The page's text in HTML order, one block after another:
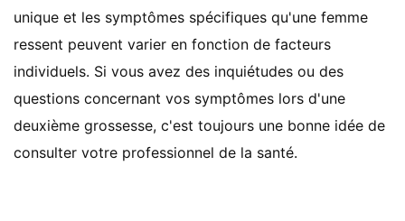
unique et les symptômes spécifiques qu'une femme
ressent peuvent varier en fonction de facteurs
individuels. Si vous avez des inquiétudes ou des
questions concernant vos symptômes lors d'une
deuxième grossesse, c'est toujours une bonne idée de
consulter votre professionnel de la santé.